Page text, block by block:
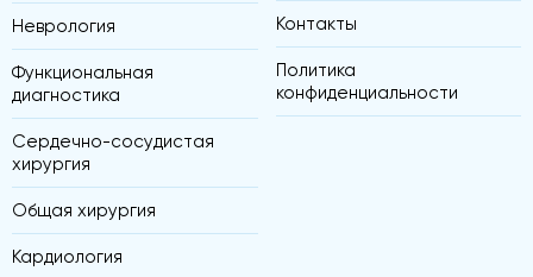
Неврология
Функциональная
диагностика
Сердечно-сосудистая
хирургия
Общая хирургия
Кардиология
Контакты
Политика
конфиденциальности